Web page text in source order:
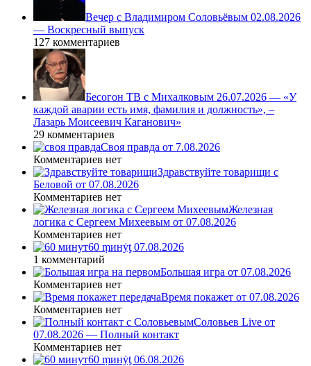
Вечер с Владимиром Соловьёвым 02.08.2026
— Воскресный выпуск
127 комментариев
Бесогон ТВ с Михалковым 26.07.2026 — «У
каждой аварии есть имя, фамилия и должность», –
Лазарь Моисеевич Каганович»
29 комментариев
Своя правда от 7.08.2026
Комментариев нет
Здравствуйте товарищи с
Беловой от 07.08.2026
Комментариев нет
Железная
логика с Сергеем Михеевым от 07.08.2026
Комментариев нет
60 ṃинẏƫ 07.08.2026
1 комментарий
Большая игра от 07.08.2026
Комментариев нет
Время покажет от 07.08.2026
Комментариев нет
Соловьев Live от
07.08.2026 — Полный контакт
Комментариев нет
60 ṃинẏƫ 06.08.2026